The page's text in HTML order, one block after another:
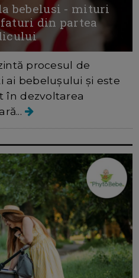
bebelusi - mituri
din partea
procesul de
ai bebelușului și este
în dezvoltarea